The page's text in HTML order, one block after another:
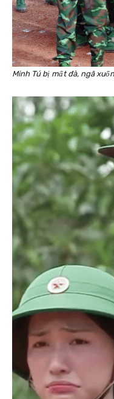
Minh Tú bị mất đà, ngã